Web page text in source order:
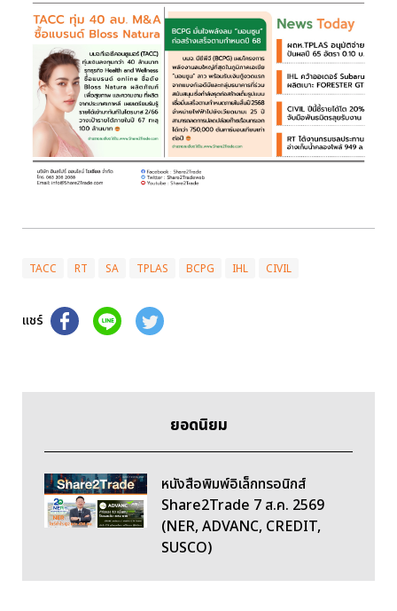
TACC RT SA TPLAS BCPG IHL CIVIL
แชร์
ยอดนิยม
หนังสือพิมพ์อิเล็กทรอนิกส์
Share2Trade 7 ส.ค. 2569
(NER, ADVANC, CREDIT,
SUSCO)